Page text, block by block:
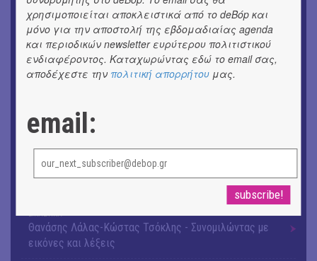
OUTDΟORS
ANILIO PARK FESTIVAL 2026
ΘΕΑΤΡΟ / ΧΟΡΟΣ
«ΑΗ ΛΑΟΣ» | Ένα σκηνικό ρέκβιεμ για την ήττα ενός
ΕΙΚΑΣΤΙΚΑ
ΕΙΚΑΣΤΙΚΑ
Αργύρης Ραλλιάς | Λιτανεία
Θανάσης Λάλας-Κώστας Τσόκλης - Συνομιλώντας με
εικόνες και λέξεις
χρησιμοποιείται αποκλειστικά από το deBόp και
μόνο για την αποστολή της εβδομαδιαίας agenda
και περιοδικών newsletter ευρύτερου πολιτιστικού
ενδιαφέροντος. Καταχωρώντας εδώ το email σας,
αποδέχεστε την πολιτική απορρήτου μας.
email: